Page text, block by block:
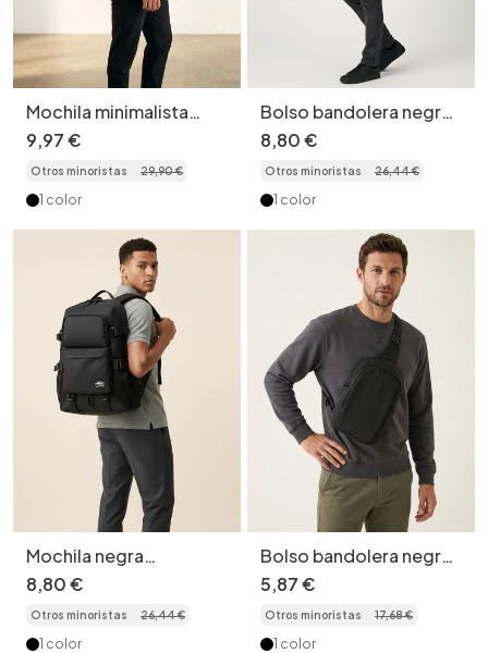
Mochila minimalista
negra para uso diario -
Mochila de viaje unisex
9,97€
Otros minoristas 29,90€
1 color
Bolso bandolera negro
informal para hombre
con detalle de hebilla
8,80€
Otros minoristas 26,44€
1 color
Mochila negra
espaciosa para viajes y
desplazamientos
diarios.
8,80€
Otros minoristas 26,44€
1 color
Bolso bandolera negro
ligero - Riñonera de
pecho para hombre
5,87€
Otros minoristas 17,68€
1 color